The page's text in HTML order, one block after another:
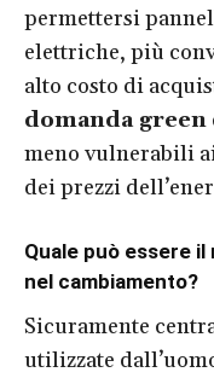
permettersi
elettriche, più
alto costo di
domanda green
meno vulnerabili
dei prezzi
Quale può essere
nel cambiamento?
Sicuramente
utilizzate